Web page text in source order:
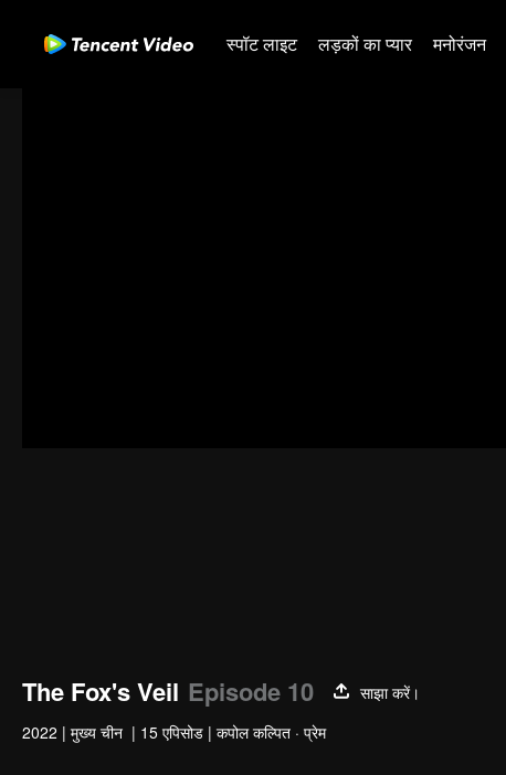
स्पॉट लाइट लड़कों का प्यार मनोरंजन
The Fox's Veil Episode 10
साझा करें।
2022 | मुख्य चीन | 15 एपिसोड | कपोल कल्पित · प्रेम